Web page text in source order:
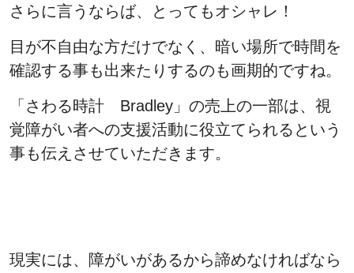
さらに言うならば、とってもオシャレ！
目が不自由な方だけでなく、暗い場所で時間を
確認する事も出来たりするのも画期的ですね。
「さわる時計 Bradley」の売上の一部は、視
覚障がい者への支援活動に役立てられるという
事も伝えさせていただきます。
現実には、障がいがあるから諦めなければなら